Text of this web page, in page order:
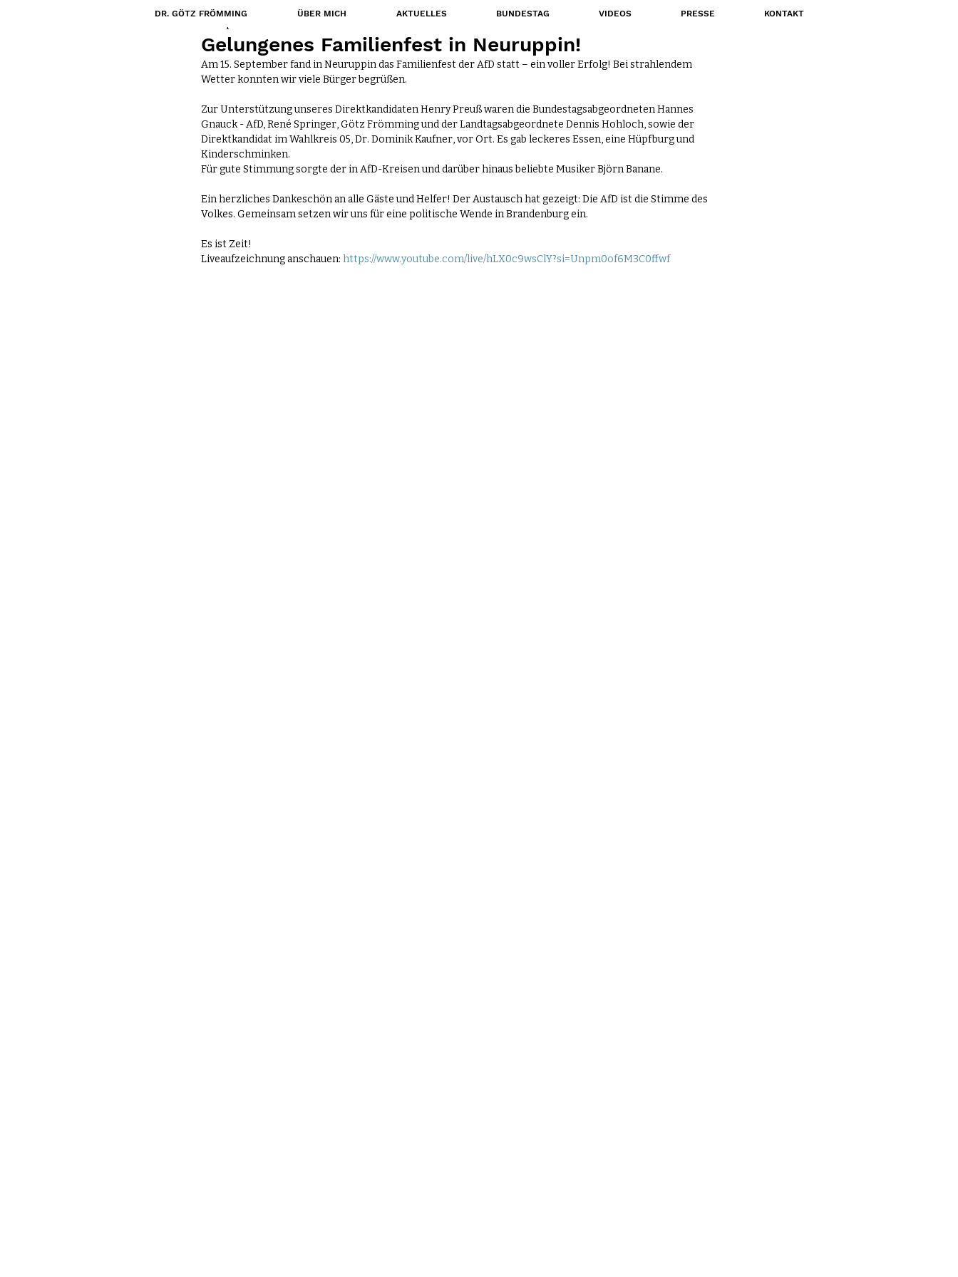
Gelungenes Familienfest in Neuruppin!
Am 15. September fand in Neuruppin das Familienfest der AfD statt – ein voller Erfolg! Bei strahlendem
Wetter konnten wir viele Bürger begrüßen.
Zur Unterstützung unseres Direktkandidaten Henry Preuß waren die Bundestagsabgeordneten Hannes
Gnauck - AfD, René Springer, Götz Frömming und der Landtagsabgeordnete Dennis Hohloch, sowie der
Direktkandidat im Wahlkreis 05, Dr. Dominik Kaufner, vor Ort. Es gab leckeres Essen, eine Hüpfburg und
Kinderschminken.
Für gute Stimmung sorgte der in AfD-Kreisen und darüber hinaus beliebte Musiker Björn Banane.
Ein herzliches Dankeschön an alle Gäste und Helfer! Der Austausch hat gezeigt: Die AfD ist die Stimme des
Volkes. Gemeinsam setzen wir uns für eine politische Wende in Brandenburg ein.
Es ist Zeit!
Liveaufzeichnung anschauen: https://www.youtube.com/live/hLX0c9wsClY?si=Unpm0of6M3C0ffwf
DR. GÖTZ FRÖMMING ÜBER MICH AKTUELLES BUNDESTAG VIDEOS PRESSE KONTAKT